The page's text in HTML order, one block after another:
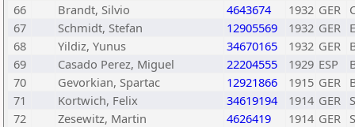
66
Brandt, Silvio 4643674 1932 GER
67
Schmidt, Stefan 12905569 1932 GER
68
Yildiz, Yunus 34670165 1932 GER
69
Casado Perez, Miguel 22204555 1929 ESP
70
Gevorkian, Spartac 12921866 1915 GER
71
Kortwich, Felix 34619194 1914 GER
72
Zesewitz, Martin 4626419 1914 GER